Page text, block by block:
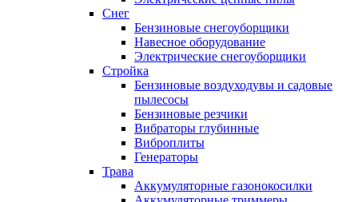
Снег
Бензиновые снегоуборщики
Навесное оборудование
Электрические снегоуборщики
Стройка
Бензиновые воздуходувы и садовые
пылесосы
Бензиновые резчики
Вибраторы глубинные
Виброплиты
Генераторы
Трава
Аккумуляторные газонокосилки